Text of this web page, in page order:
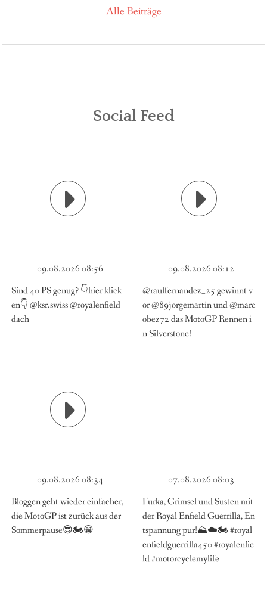
Alle Beiträge
Social Feed
09.08.2026 08:56
Sind 40 PS genug? 👇hier klick
en👇 @ksr.swiss @royalenfield
dach
09.08.2026 08:12
@raulfernandez_25 gewinnt v
or @89jorgemartin und @marc
obez72 das MotoGP Rennen i
n Silverstone!
09.08.2026 08:34
Bloggen geht wieder einfacher,
die MotoGP ist zurück aus der
Sommerpause😎🏍️😁
07.08.2026 08:03
Furka, Grimsel und Susten mit
der Royal Enfield Guerrilla, En
tspannung pur!⛰️☁️🏍️ #royal
enfieldguerrilla450 #royalenfie
ld #motorcyclemylife